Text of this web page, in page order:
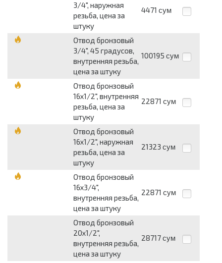
3/4", наружная
резьба, цена за
штуку
4471 сум
Отвод бронзовый
3/4", 45 градусов,
внутренняя резьба,
цена за штуку
100195 сум
Отвод бронзовый
16х1/2", внутренняя
резьба, цена за
штуку
22871 сум
Отвод бронзовый
16х1/2", наружная
резьба, цена за
штуку
21323 сум
Отвод бронзовый
16х3/4",
внутренняя резьба,
цена за штуку
22871 сум
Отвод бронзовый
20х1/2",
внутренняя резьба,
цена за штуку
28717 сум